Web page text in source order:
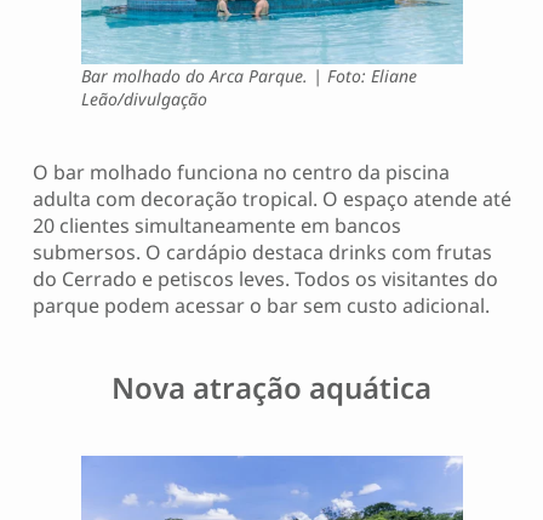
Bar molhado do Arca Parque. | Foto: Eliane
Leão/divulgação
O bar molhado funciona no centro da piscina
adulta com decoração tropical. O espaço atende até
20 clientes simultaneamente em bancos
submersos. O cardápio destaca drinks com frutas
do Cerrado e petiscos leves. Todos os visitantes do
parque podem acessar o bar sem custo adicional.
Nova atração aquática